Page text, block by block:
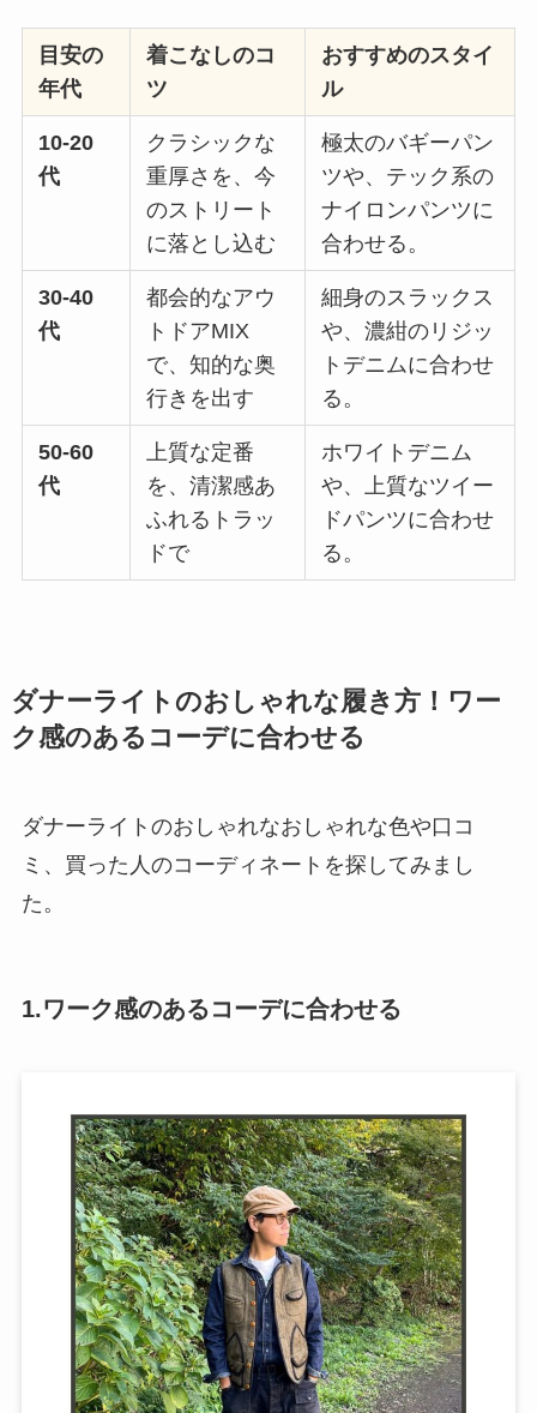
目安の
年代
着こなしのコ
ツ
おすすめのスタイ
ル
10-20
代
クラシックな
重厚さを、今
のストリート
に落とし込む
極太のバギーパン
ツや、テック系の
ナイロンパンツに
合わせる。
30-40
代
都会的なアウ
トドアMIX
で、知的な奥
行きを出す
細身のスラックス
や、濃紺のリジッ
トデニムに合わせ
る。
50-60
代
上質な定番
を、清潔感あ
ふれるトラッ
ドで
ホワイトデニム
や、上質なツイー
ドパンツに合わせ
る。
ダナーライトのおしゃれな履き方！ワー
ク感のあるコーデに合わせる
ダナーライトのおしゃれなおしゃれな色や口コ
ミ、買った人のコーディネートを探してみまし
た。
1.ワーク感のあるコーデに合わせる